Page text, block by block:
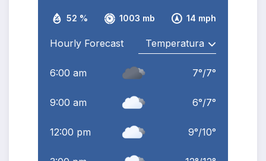
52 % 1003 mb 14 mph
Hourly Forecast
6:00 am 7°/7°
9:00 am 6°/7°
12:00 pm 9°/10°